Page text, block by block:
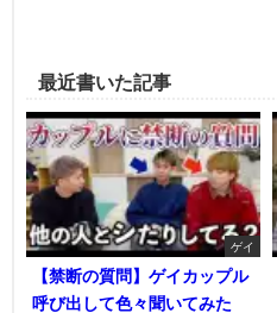
最近書いた記事
ゲイ
【禁断の質問】ゲイカップル
呼び出して色々聞いてみた